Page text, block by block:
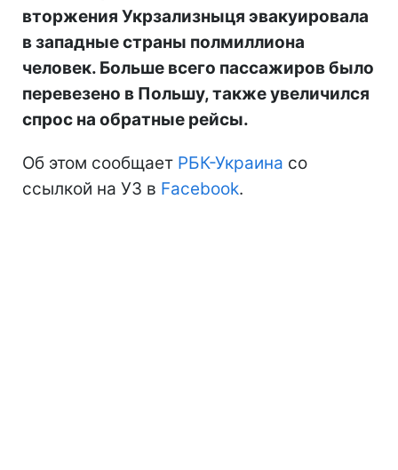
вторжения Укрзализныця эвакуировала
в западные страны полмиллиона
человек. Больше всего пассажиров было
перевезено в Польшу, также увеличился
спрос на обратные рейсы.
Об этом сообщает РБК-Украина со
ссылкой на УЗ в Facebook.